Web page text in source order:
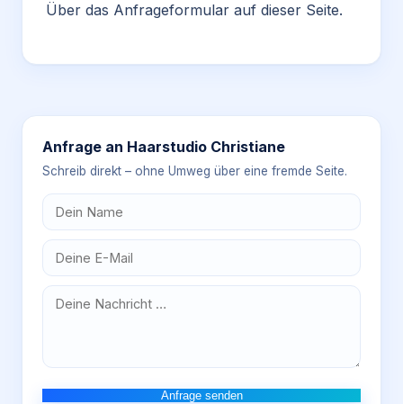
Über das Anfrageformular auf dieser Seite.
Anfrage an Haarstudio Christiane
Schreib direkt – ohne Umweg über eine fremde Seite.
Anfrage senden